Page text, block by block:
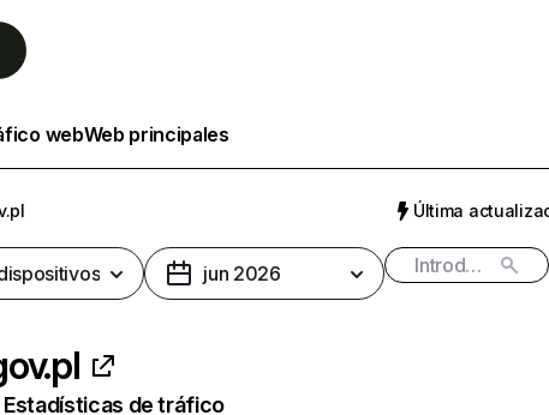
webWeb principales
Última
jun 2026
Estadísticas de tráfico